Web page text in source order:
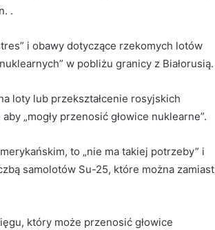
.
i obawy dotyczące rzekomych lotów
w pobliżu granicy z Białorusią.
loty lub przekształcenie rosyjskich
„mogły przenosić głowice nuklearne”.
to „nie ma takiej potrzeby” i
samolotów Su-25, które można zamiast
który może przenosić głowice